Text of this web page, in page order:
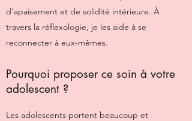
d’apaisement et de solidité intérieure. À
travers la réflexologie, je les aide à se
reconnecter à eux-mêmes.
Pourquoi proposer ce soin à votre
adolescent ?
Les adolescents portent beaucoup et